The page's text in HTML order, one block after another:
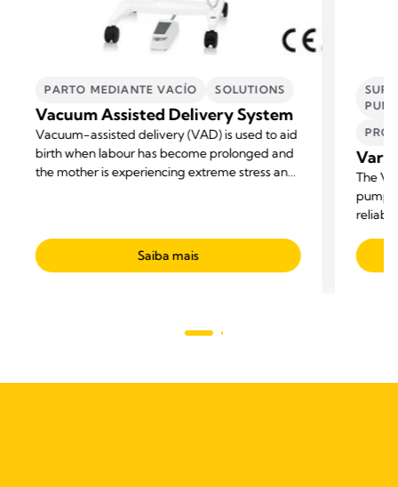
PARTO MEDIANTE VACÍO SOLUTIONS
Vacuum Assisted Delivery System
Vacuum-assisted delivery (VAD) is used to aid
birth when labour has become prolonged and
the mother is experiencing extreme stress and
Saiba mais
The
pump